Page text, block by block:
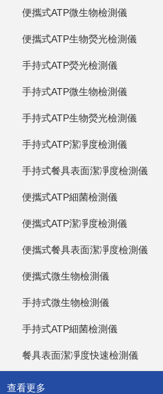
便攜式ATP微生物檢測儀
便攜式ATP生物熒光檢測儀
手持式ATP熒光檢測儀
手持式ATP微生物檢測儀
手持式ATP生物熒光檢測儀
手持式ATP潔凈度檢測儀
手持式餐具表面潔凈度檢測儀
便攜式ATP細菌檢測儀
便攜式ATP潔凈度檢測儀
便攜式餐具表面潔凈度檢測儀
便攜式微生物檢測儀
手持式微生物檢測儀
手持式ATP細菌檢測儀
餐具表面潔凈度快速檢測儀
查看更多